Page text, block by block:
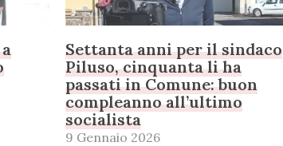
Settanta anni per il sindaco
Piluso, cinquanta li ha
passati in Comune: buon
compleanno all’ultimo
socialista
9 Gennaio 2026